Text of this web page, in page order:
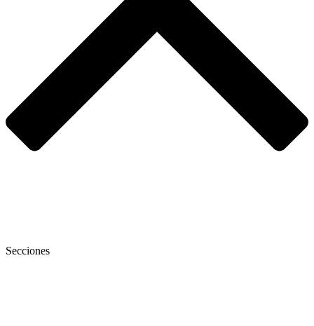
Secciones